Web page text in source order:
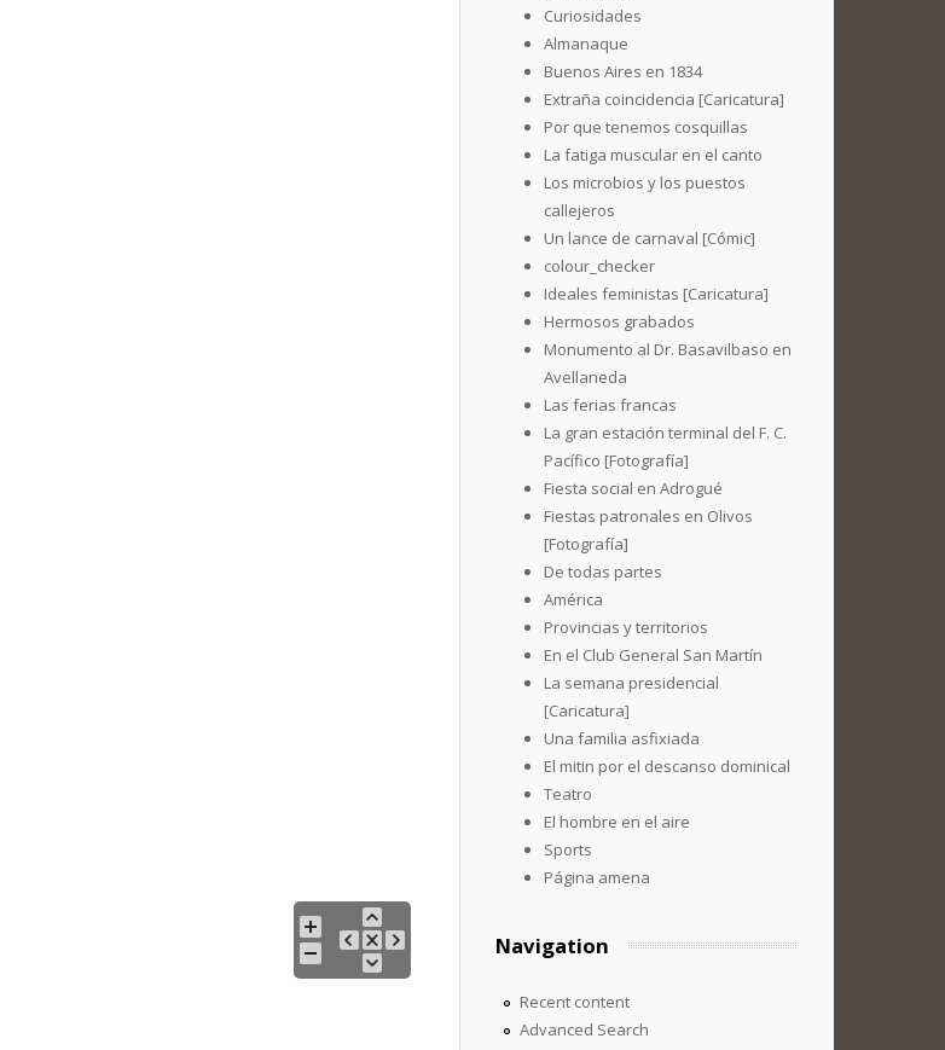
Curiosidades
Almanaque
Buenos Aires en 1834
Extraña coincidencia [Caricatura]
Por que tenemos cosquillas
La fatiga muscular en el canto
Los microbios y los puestos
callejeros
Un lance de carnaval [Cómic]
colour_checker
Ideales feministas [Caricatura]
Hermosos grabados
Monumento al Dr. Basavilbaso en
Avellaneda
Las ferias francas
La gran estación terminal del F. C.
Pacífico [Fotografía]
Fiesta social en Adrogué
Fiestas patronales en Olivos
[Fotografía]
De todas partes
América
Provincias y territorios
En el Club General San Martín
La semana presidencial
[Caricatura]
Una familia asfixiada
El mitin por el descanso dominical
Teatro
El hombre en el aire
Sports
Página amena
Navigation
Recent content
Advanced Search